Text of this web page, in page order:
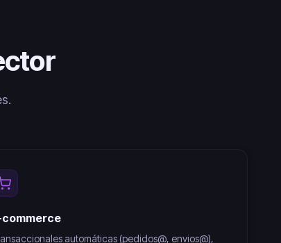
commerce
automáticas (pedidos@, envios@),